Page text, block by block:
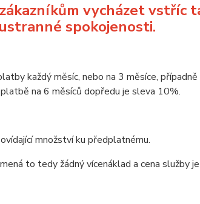
vycházet vstříc
spokojenosti.
každý měsíc, nebo na 3 měsíce,
na 6 měsíců dopředu je sleva 10%.
množství ku předplatnému.
to tedy žádný vícenáklad a cena služby